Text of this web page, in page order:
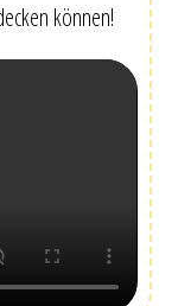
können!